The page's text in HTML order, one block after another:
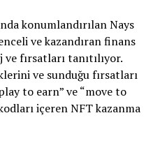
konumlandırılan Nays
ve kazandıran finans
ve fırsatları tanıtılıyor.
ve sunduğu fırsatları
to earn” ve “move to
içeren NFT kazanma